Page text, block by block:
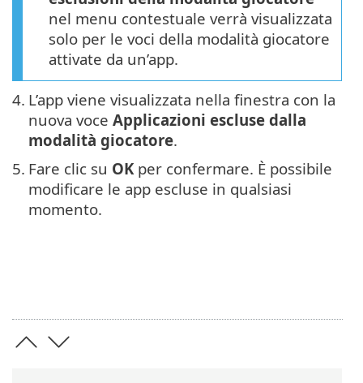
nel menu contestuale verrà visualizzata
solo per le voci della modalità giocatore
attivate da un’app.
4. L’app viene visualizzata nella finestra con la
nuova voce Applicazioni escluse dalla
modalità giocatore.
5. Fare clic su OKper confermare. È possibile
modificare le app escluse in qualsiasi
momento.